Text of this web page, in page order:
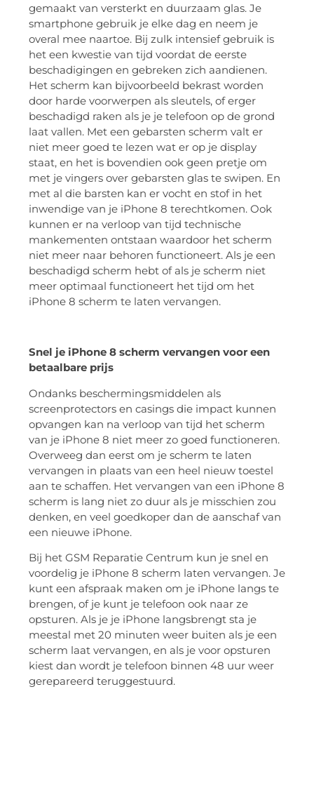
gemaakt van versterkt en duurzaam glas. Je
smartphone gebruik je elke dag en neem je
overal mee naartoe. Bij zulk intensief gebruik is
het een kwestie van tijd voordat de eerste
beschadigingen en gebreken zich aandienen.
Het scherm kan bijvoorbeeld bekrast worden
door harde voorwerpen als sleutels, of erger
beschadigd raken als je je telefoon op de grond
laat vallen. Met een gebarsten scherm valt er
niet meer goed te lezen wat er op je display
staat, en het is bovendien ook geen pretje om
met je vingers over gebarsten glas te swipen. En
met al die barsten kan er vocht en stof in het
inwendige van je iPhone 8 terechtkomen. Ook
kunnen er na verloop van tijd technische
mankementen ontstaan waardoor het scherm
niet meer naar behoren functioneert. Als je een
beschadigd scherm hebt of als je scherm niet
meer optimaal functioneert het tijd om het
iPhone 8 scherm te laten vervangen.
Snel je iPhone 8 scherm vervangen voor een
betaalbare prijs
Ondanks beschermingsmiddelen als
screenprotectors en casings die impact kunnen
opvangen kan na verloop van tijd het scherm
van je iPhone 8 niet meer zo goed functioneren.
Overweeg dan eerst om je scherm te laten
vervangen in plaats van een heel nieuw toestel
aan te schaffen. Het vervangen van een iPhone 8
scherm is lang niet zo duur als je misschien zou
denken, en veel goedkoper dan de aanschaf van
een nieuwe iPhone.
Bij het GSM Reparatie Centrum kun je snel en
voordelig je iPhone 8 scherm laten vervangen. Je
kunt een afspraak maken om je iPhone langs te
brengen, of je kunt je telefoon ook naar ze
opsturen. Als je je iPhone langsbrengt sta je
meestal met 20 minuten weer buiten als je een
scherm laat vervangen, en als je voor opsturen
kiest dan wordt je telefoon binnen 48 uur weer
gerepareerd teruggestuurd.